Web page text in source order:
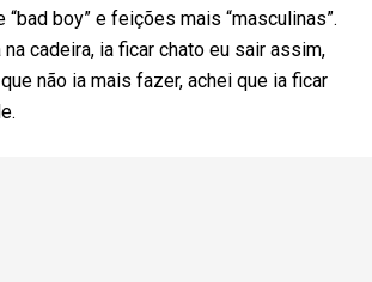
“bad boy” e feições mais “masculinas”.
na cadeira, ia ficar chato eu sair assim,
não ia mais fazer, achei que ia ficar